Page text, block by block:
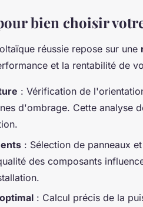
bien choisir
réussie repose sur une
et la rentabilité de
: Vérification de
d'ombrage. Cette analyse
: Sélection de panneaux
des composants
: Calcul précis de la